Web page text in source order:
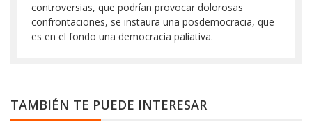
controversias, que podrían provocar dolorosas
confrontaciones, se instaura una posdemocracia, que
es en el fondo una democracia paliativa.
TAMBIÉN TE PUEDE INTERESAR